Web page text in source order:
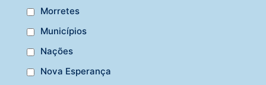
Morretes
Municípios
Nações
Nova Esperança